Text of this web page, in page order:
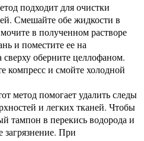
подходит для очистки
Смешайте обе жидкости в
в полученном растворе
и поместите ее на
оберните целлофаном.
компресс и смойте холодной
метод помогает удалить следы
и легких тканей. Чтобы
тампон в перекись водорода и
загрязнение. При